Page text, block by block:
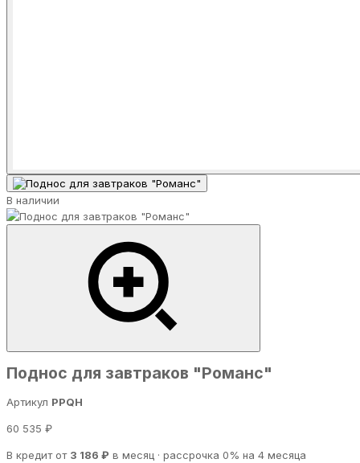
В наличии
Поднос для завтраков "Романс"
Артикул PPQH
60 535 ₽
В кредит от 3 186 ₽ в месяц · рассрочка 0% на 4 месяца